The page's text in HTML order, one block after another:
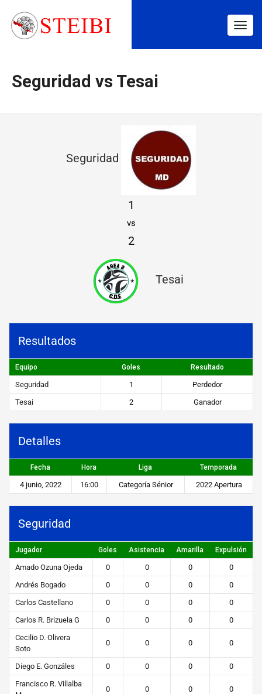
Seguridad vs Tesai
e
s
a
STEIBI
https://steibi.org.py/wp-
content/uploads/2019/04/STEIBI-
2.png
Seguridad
1
vs
2
Tesai
Resultados
Equipo Goles Resultado
Seguridad 1
Perdedor
Tesai
2 Ganador
Detalles
Fecha Hora Liga Temporada
4 junio, 2022 16:00 Categoría Sénior 2022 Apertura
Seguridad
Jugador Goles Asistencia Amarilla Expulsión
Amado Ozuna Ojeda 0 0 0
0
Andrés Bogado
0 0 0
0
Carlos Castellano
0 0 0
0
Carlos R. Brizuela G
0 0 0
0
Cecilio D. Olivera
Soto
0 0 0 0
Diego E. Gonzáles 0 0 0
0
Francisco R. Villalba
0 0 0 0